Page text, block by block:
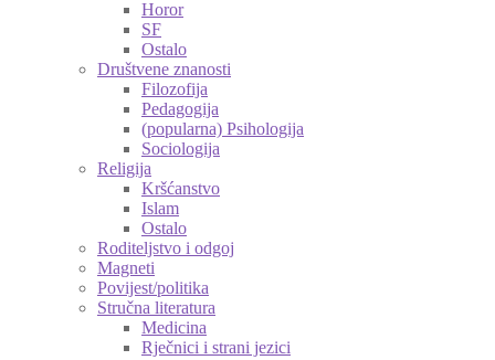
Horor
SF
Ostalo
Društvene znanosti
Filozofija
Pedagogija
(popularna) Psihologija
Sociologija
Religija
Kršćanstvo
Islam
Ostalo
Roditeljstvo i odgoj
Magneti
Povijest/politika
Stručna literatura
Medicina
Rječnici i strani jezici